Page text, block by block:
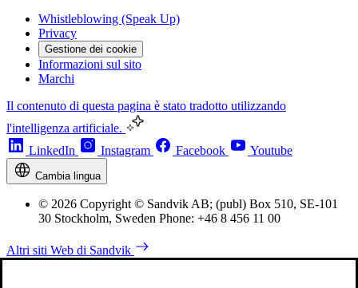
Whistleblowing (Speak Up)
Privacy
Gestione dei cookie
Informazioni sul sito
Marchi
Il contenuto di questa pagina è stato tradotto utilizzando
l'intelligenza artificiale.
LinkedIn
Instagram Facebook Youtube
Cambia lingua
© 2026 Copyright © Sandvik AB; (publ) Box 510, SE-101
30 Stockholm, Sweden Phone: +46 8 456 11 00
Altri siti Web di Sandvik